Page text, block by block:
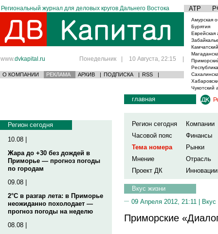
Региональный журнал для деловых кругов Дальнего Востока АТР
www.dvkapital.ru Понедельник | 10 Августа, 22:15 |
О КОМПАНИИ РЕКЛАМА АРХИВ | ПОДПИСКА | RSS |
Амурская
Бурятия
Еврейская
Чукотский
Регион сегодня
10.08 |
Жара до +30 без дождей в
Приморье — прогноз погоды
по городам
09.08 |
2°C в разгар лета: в Приморье
неожиданно похолодает —
прогноз погоды на неделю
08.08 |
главная
Регион сегодня
Компании
Часовой пояс
Финансы
Тема номера
Рынки
Мнение
Отрасль
Проект ДК
Инновации
Вкус жизни
09 Апреля 2012, 21:11 | Вкус
Приморские